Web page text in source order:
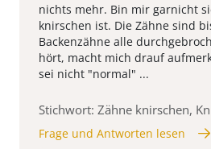
nichts mehr. Bin mir garnicht
knirschen ist. Die Zähne sind
Backenzähne alle
hört, macht mich drauf
sei nicht "normal" ...
Stichwort: Zähne knirschen,
Frage und Antworten lesen